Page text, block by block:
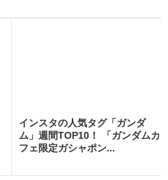
インスタの人気タグ「ガンダ
ム」週間TOP10！ 「ガンダムカ
フェ限定ガシャポン...